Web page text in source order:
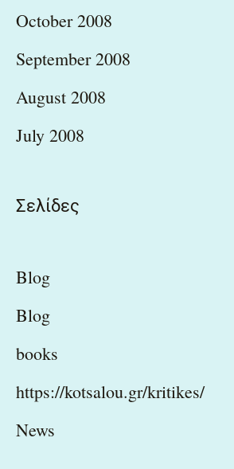
October 2008
September 2008
August 2008
July 2008
Σελίδες
Blog
Blog
books
https://kotsalou.gr/kritikes/
News